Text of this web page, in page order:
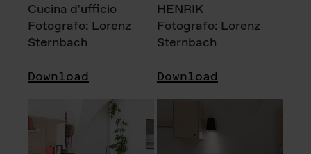
Cucina d'ufficio
Fotografo: Lorenz
Sternbach
Download
HENRIK
Fotografo: Lorenz
Sternbach
Download